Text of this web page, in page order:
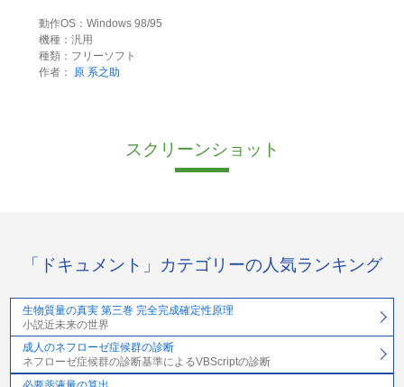
動作OS：Windows 98/95
機種：汎用
種類：フリーソフト
作者：
原 系之助
スクリーンショット
「ドキュメント」カテゴリーの人気ランキング
生物質量の真実 第三巻 完全完成確定性原理
小説近未来の世界
成人のネフローゼ症候群の診断
ネフローゼ症候群の診断基準によるVBScriptの診断